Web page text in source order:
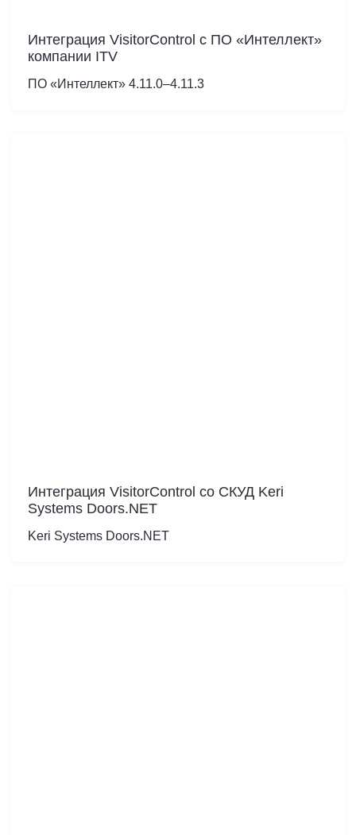
Интеграция VisitorControl c ПО «Интеллект»
компании ITV
ПО «Интеллект» 4.11.0–4.11.3
Интеграция VisitorControl cо СКУД Keri
Systems Doors.NET
Keri Systems Doors.NET